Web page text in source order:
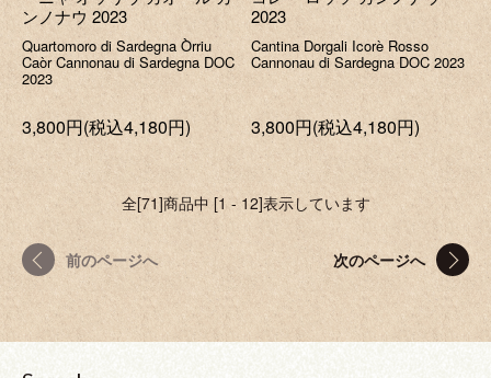
ンノナウ 2023
Quartomoro di Sardegna Òrriu
Caòr Cannonau di Sardegna DOC
2023
3,800円(税込4,180円)
2023
Cantina Dorgali Icorè Rosso
Cannonau di Sardegna DOC 2023
3,800円(税込4,180円)
全[71]商品中 [1 - 12]表示しています
前のページへ 次のページへ